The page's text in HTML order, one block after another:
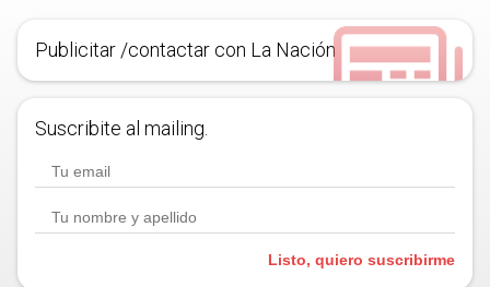
Publicitar /contactar con La Nación
Suscribite al mailing.
Listo, quiero suscribirme